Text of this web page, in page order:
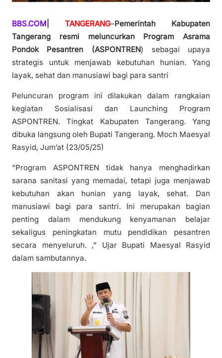
BBS.COM TANGERANG–Pemerintah Kabupaten
Tangerang resmi meluncurkan Program Asrama
Pondok Pesantren (ASPONTREN) sebagai upaya
strategis untuk menjawab kebutuhan hunian. Yang
layak, sehat dan manusiawi bagi para santri
Peluncuran program ini dilakukan dalam rangkaian
kegiatan Sosialisasi dan Launching Program
ASPONTREN. Tingkat Kabupaten Tangerang. Yang
dibuka langsung oleh Bupati Tangerang. Moch Maesyal
Rasyid, Jum’at (23/05/25)
“Program ASPONTREN tidak hanya menghadirkan
sarana sanitasi yang memadai, tetapi juga menjawab
kebutuhan akan hunian yang layak, sehat. Dan
manusiawi bagi para santri. Ini merupakan bagian
penting dalam mendukung kenyamanan belajar
sekaligus peningkatan mutu pendidikan pesantren
secara menyeluruh. ,” Ujar Bupati Maesyal Rasyid
dalam sambutannya.